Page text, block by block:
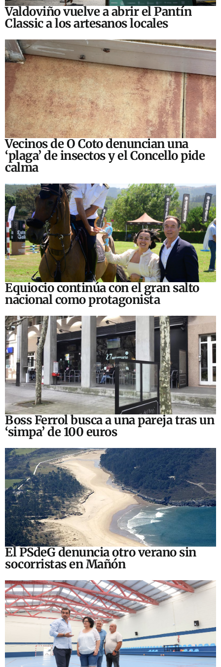
Valdoviño vuelve a abrir el Pantín
Classic a los artesanos locales
Vecinos de O Coto denuncian una
‘plaga’ de insectos y el Concello pide
calma
Equiocio continúa con el gran salto
nacional como protagonista
Boss Ferrol busca a una pareja tras un
‘simpa’ de 100 euros
El PSdeG denuncia otro verano sin
socorristas en Mañón